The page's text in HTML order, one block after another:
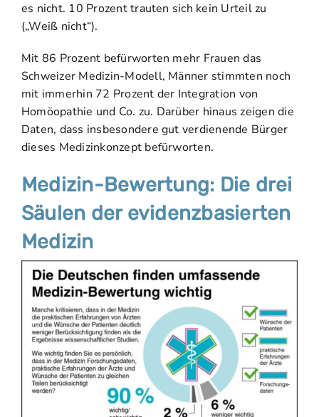
es nicht. 10 Prozent trauten sich kein Urteil zu
(„Weiß nicht“).
Mit 86 Prozent befürworten mehr Frauen das
Schweizer Medizin-Modell, Männer stimmten noch
mit immerhin 72 Prozent der Integration von
Homöopathie und Co. zu. Darüber hinaus zeigen die
Daten, dass insbesondere gut verdienende Bürger
dieses Medizinkonzept befürworten.
Medizin-Bewertung: Die drei
Säulen der evidenzbasierten
Medizin